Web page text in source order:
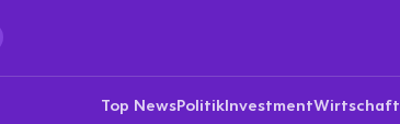
Top NewsPolitikInvestmentWirtschaft